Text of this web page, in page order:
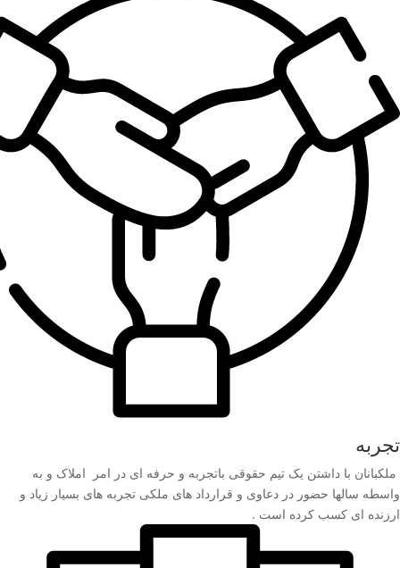
تجربه
ملکبانان با داشتن یک تیم حقوقی باتجربه و حرفه ای در امر املاک و به
واسطه سالها حضور در دعاوی و قرارداد های ملکی تجربه های بسیار زیاد و
ارزنده ای کسب کرده است .